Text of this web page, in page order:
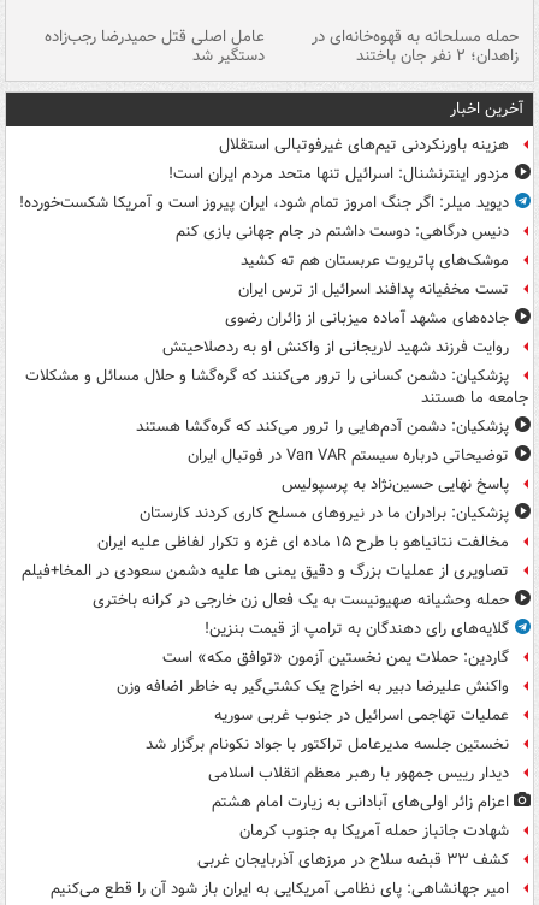
حمله مسلحانه به قهوه‌خانه‌ای در
زاهدان؛ ۲ نفر جان باختند
عامل اصلی قتل حمیدرضا رجب‌زاده
دستگیر شد
آخرین اخبار
هزینه باورنکردنی تیم‌های غیرفوتبالی استقلال
مزدور اینترنشنال: اسرائیل تنها متحد مردم ایران است!
دیوید میلر: اگر جنگ امروز تمام شود، ایران پیروز است و آمریکا شکست‌خورده!
دنیس درگاهی: دوست داشتم در جام جهانی بازی کنم
موشک‌های پاتریوت عربستان هم ته‌ کشید
تست مخفیانه پدافند اسرائیل از ترس ایران
جاده‌های مشهد آماده میزبانی از زائران رضوی
روایت فرزند شهید لاریجانی از واکنش او به ردصلاحیتش
پزشکیان: دشمن کسانی را ترور می‌کنند که گره‌گشا و حلال مسائل و مشکلات
جامعه ما هستند
پزشکیان: دشمن آدم‌هایی را ترور می‌کند که گره‌گشا هستند
توضیحاتی درباره سیستم Van VAR در فوتبال ایران
پاسخ نهایی حسین‌نژاد به پرسپولیس
پزشکیان: برادران ما در نیروهای مسلح کاری کردند کارستان
مخالفت نتانیاهو با طرح ۱۵ ماده ای غزه و تکرار لفاظی علیه ایران
تصاویری از عملیات بزرگ و دقیق یمنی ها علیه دشمن سعودی در المخا+فیلم
حمله وحشیانه صهیونیست به یک فعال زن خارجی در کرانه باختری
گلایه‌های رای دهندگان به ترامپ از قیمت بنزین!
گاردین: حملات یمن نخستین آزمون «توافق مکه» است
واکنش علیرضا دبیر به اخراج یک کشتی‌گیر به خاطر اضافه وزن
عملیات تهاجمی اسرائیل در جنوب غربی سوریه
نخستین جلسه مدیرعامل تراکتور با جواد نکونام برگزار شد
دیدار رییس جمهور با رهبر معظم انقلاب اسلامی
اعزام زائر اولی‌های آبادانی به زیارت امام هشتم
شهادت جانباز حمله آمریکا به جنوب کرمان
کشف ۳۳ قبضه سلاح در مرزهای آذربایجان غربی
امیر جهانشاهی: پای نظامی آمریکایی به ایران باز شود آن را قطع می‌کنیم